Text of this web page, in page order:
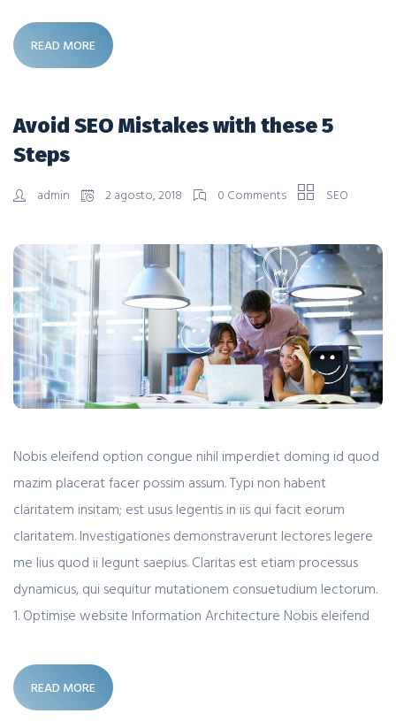
READ MORE
Avoid SEO Mistakes with these 5
Steps
admin 2 agosto, 2018 0 Comments SEO
Nobis eleifend option congue nihil imperdiet doming id quod
mazim placerat facer possim assum. Typi non habent
claritatem insitam; est usus legentis in iis qui facit eorum
claritatem. Investigationes demonstraverunt lectores legere
me lius quod ii legunt saepius. Claritas est etiam processus
dynamicus, qui sequitur mutationem consuetudium lectorum.
1. Optimise website Information Architecture Nobis eleifend
READ MORE